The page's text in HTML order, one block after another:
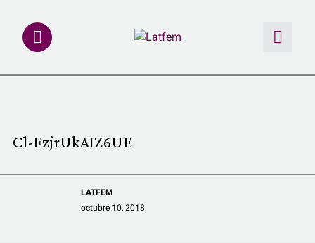
REDACCIÓN ABIERTA
Cl-FzjrUkAIZ6UE
LATFEM
octubre 10, 2018